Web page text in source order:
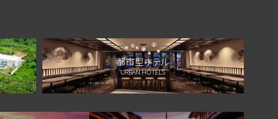
都市型ホテル
URBAN HOTELS